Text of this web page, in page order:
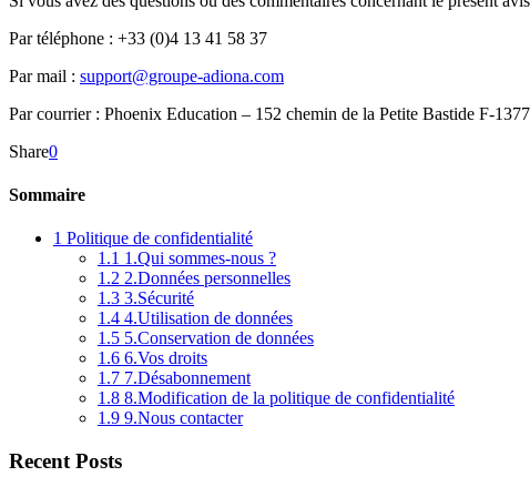
Par téléphone : +33 (0)4 13 41 58 37
Par mail : support@groupe-adiona.com
Par courrier : Phoenix Education – 152 chemin de la Petite Bastide F-
Share0
Sommaire
1 Politique de confidentialité
1.1 1.Qui sommes-nous ?
1.2 2.Données personnelles
1.3 3.Sécurité
1.4 4.Utilisation de données
1.5 5.Conservation de données
1.6 6.Vos droits
1.7 7.Désabonnement
1.8 8.Modification de la politique de confidentialité
1.9 9.Nous contacter
Recent Posts